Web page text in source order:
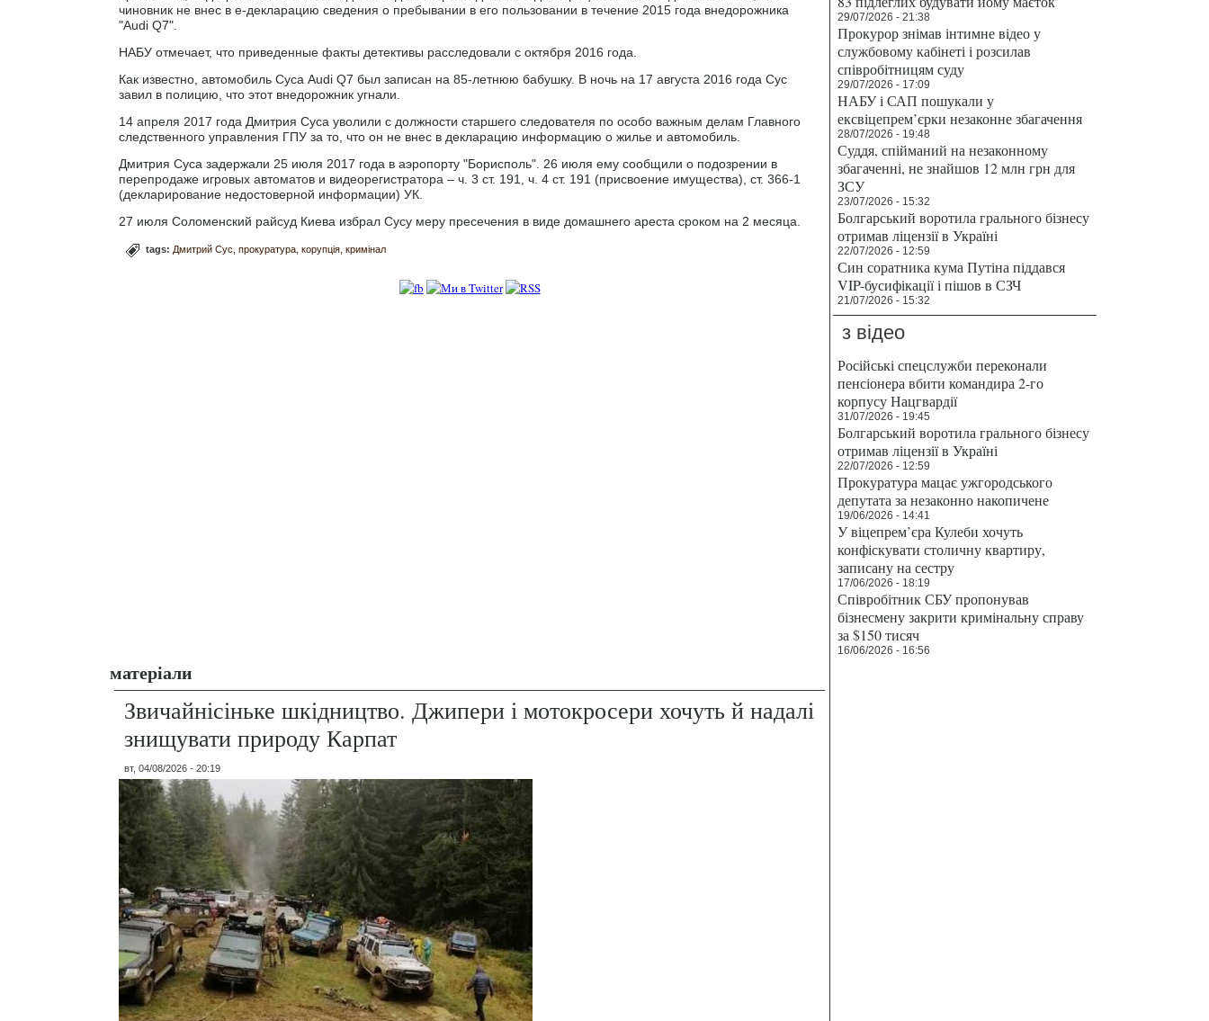
чиновник не внес в e-декларацию сведения о пребывании в его пользовании в течение 2015 года внедорожника
"Audi Q7".
НАБУ отмечает, что приведенные факты детективы расследовали с октября 2016 года.
Как известно, автомобиль Суса Audi Q7 был записан на 85-летнюю бабушку. В ночь на 17 августа 2016 года Сус
завил в полицию, что этот внедорожник угнали.
14 апреля 2017 года Дмитрия Суса уволили с должности старшего следователя по особо важным делам Главного
следственного управления ГПУ за то, что он не внес в декларацию информацию о жилье и автомобиль.
Дмитрия Суса задержали 25 июля 2017 года в аэропорту "Борисполь". 26 июля ему сообщили о подозрении в
перепродаже игровых автоматов и видеорегистратора – ч. 3 ст. 191, ч. 4 ст. 191 (присвоение имущества), ст. 366-1
(декларирование недостоверной информации) УК.
27 июля Соломенский райсуд Киева избрал Сусу меру пресечения в виде домашнего ареста сроком на 2 месяца.
tags: Дмитрий Сус прокуратура корупція кримінал
матеріали
Звичайнісіньке шкідництво. Джипери і мотокросери хочуть й надалі
знищувати природу Карпат
вт, 04/08/2026 - 20:19
29/07/2026 - 21:38
Прокурор знімав інтимне відео у
службовому кабінеті і розсилав
співробітницям суду
29/07/2026 - 17:09
НАБУ і САП пошукали у
ексвіцепрем’єрки незаконне збагачення
28/07/2026 - 19:48
Суддя, спійманий на незаконному
збагаченні, не знайшов 12 млн грн для
ЗСУ
23/07/2026 - 15:32
Болгарський воротила грального бізнесу
отримав ліцензії в Україні
22/07/2026 - 12:59
Син соратника кума Путіна піддався
VIP-бусифікації і пішов в СЗЧ
21/07/2026 - 15:32
з відео
Російські спецслужби переконали
пенсіонера вбити командира 2-го
корпусу Нацгвардії
31/07/2026 - 19:45
Болгарський воротила грального бізнесу
отримав ліцензії в Україні
22/07/2026 - 12:59
Прокуратура мацає ужгородського
депутата за незаконно накопичене
19/06/2026 - 14:41
У віцепрем’єра Кулеби хочуть
конфіскувати столичну квартиру,
записану на сестру
17/06/2026 - 18:19
Співробітник СБУ пропонував
бізнесмену закрити кримінальну справу
за $150 тисяч
16/06/2026 - 16:56